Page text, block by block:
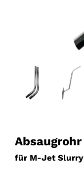
für M-Jet